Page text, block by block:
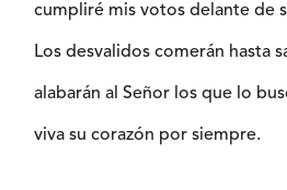
cumpliré mis votos delante de
Los desvalidos comerán hasta
alabarán al Señor los que lo
viva su corazón por siempre.